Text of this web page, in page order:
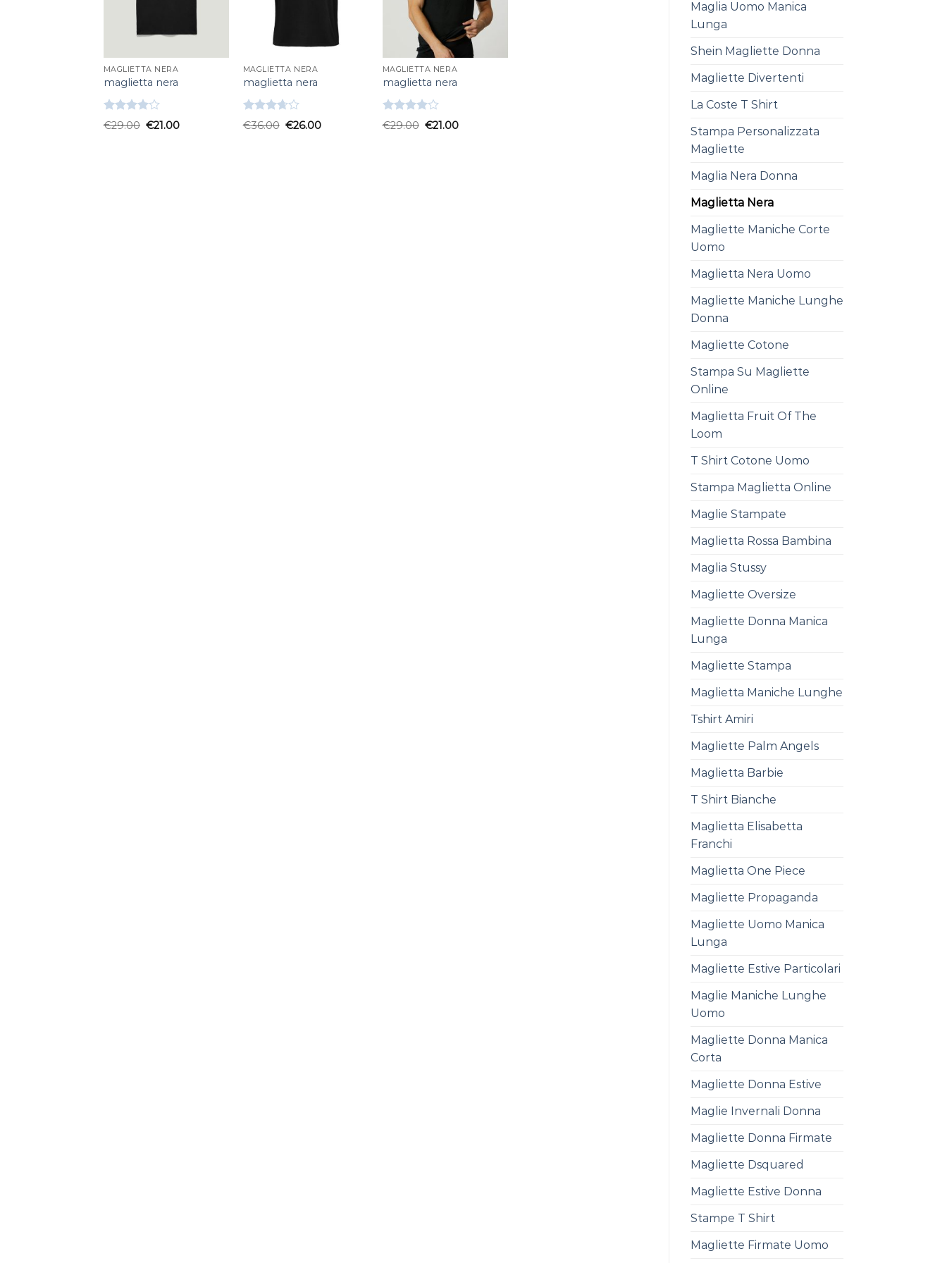
Maglia Uomo Manica
Lunga
Shein Magliette Donna
Magliette Divertenti
La Coste T Shirt
Stampa Personalizzata
Magliette
Maglia Nera Donna
Maglietta Nera
Magliette Maniche Corte
Uomo
Maglietta Nera Uomo
Magliette Maniche Lunghe
Donna
Magliette Cotone
Stampa Su Magliette
Online
Maglietta Fruit Of The
Loom
T Shirt Cotone Uomo
Stampa Maglietta Online
Maglie Stampate
Maglietta Rossa Bambina
Maglia Stussy
Magliette Oversize
Magliette Donna Manica
Lunga
Magliette Stampa
Maglietta Maniche Lunghe
Tshirt Amiri
Magliette Palm Angels
Maglietta Barbie
T Shirt Bianche
Maglietta Elisabetta
Franchi
Maglietta One Piece
Magliette Propaganda
Magliette Uomo Manica
Lunga
Magliette Estive Particolari
Maglie Maniche Lunghe
Uomo
Magliette Donna Manica
Corta
Magliette Donna Estive
Maglie Invernali Donna
Magliette Donna Firmate
Magliette Dsquared
Magliette Estive Donna
Stampe T Shirt
Magliette Firmate Uomo
MAGLIETTA NERA
maglietta nera
Valutato
4.00 su
€29.00 €21.00
MAGLIETTA NERA
maglietta nera
Valutato
3.67su
€36.00 €26.00
MAGLIETTA NERA
maglietta nera
Valutato
4.00 su
€29.00 €21.00